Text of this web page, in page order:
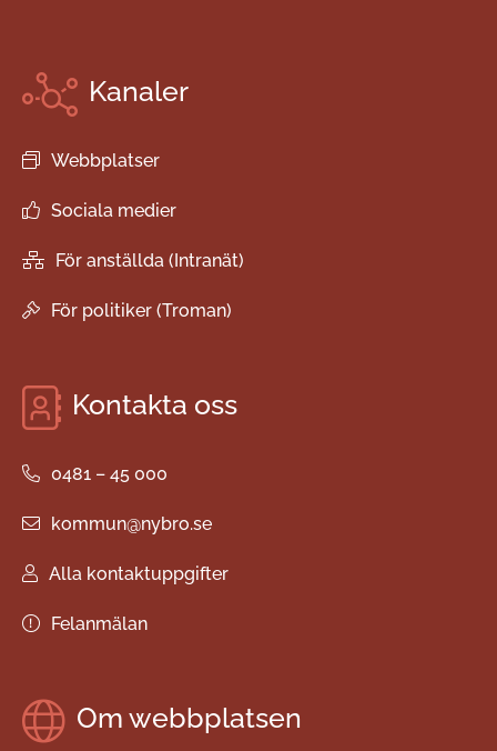
Kanaler
Webbplatser
Sociala medier
För anställda (Intranät)
För politiker (Troman)
Kontakta oss
0481 – 45 000
kommun@nybro.se
Alla kontaktuppgifter
Felanmälan
Om webbplatsen